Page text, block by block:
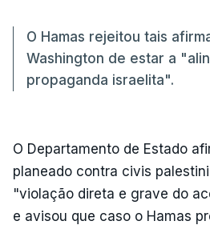
O Hamas rejeitou tais
Washington de estar a
propaganda israelita".
O Departamento de Estado
planeado contra civis
"violação direta e grave do
e avisou que caso o Hamas